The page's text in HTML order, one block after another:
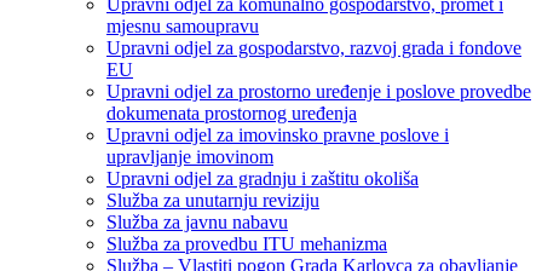
Upravni odjel za komunalno gospodarstvo, promet i
mjesnu samoupravu
Upravni odjel za gospodarstvo, razvoj grada i fondove
EU
Upravni odjel za prostorno uređenje i poslove provedbe
dokumenata prostornog uređenja
Upravni odjel za imovinsko pravne poslove i
upravljanje imovinom
Upravni odjel za gradnju i zaštitu okoliša
Služba za unutarnju reviziju
Služba za javnu nabavu
Služba za provedbu ITU mehanizma
Služba – Vlastiti pogon Grada Karlovca za obavljanje